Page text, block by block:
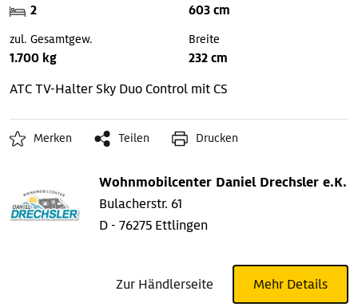
2 603 cm
zul. Gesamtgew.
1.700 kg
Breite
232 cm
ATCTV-Halter Sky Duo Control mit CS
Merken Teilen Drucken
Wohnmobilcenter Daniel Drechsler e.K.
Bulacherstr. 61
D - 76275 Ettlingen
Zur Händlerseite Mehr Details